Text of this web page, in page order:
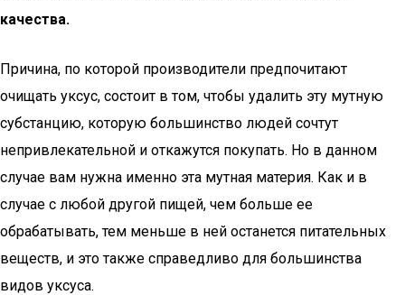
качества.
Причина, по которой производители предпочитают
очищать уксус, состоит в том, чтобы удалить эту мутную
субстанцию, которую большинство людей сочтут
непривлекательной и откажутся покупать. Но в данном
случае вам нужна именно эта мутная материя. Как и в
случае с любой другой пищей, чем больше ее
обрабатывать, тем меньше в ней останется питательных
веществ, и это также справедливо для большинства
видов уксуса.